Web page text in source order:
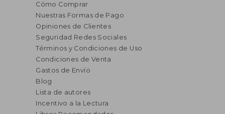
Cómo Comprar
Nuestras Formas de Pago
Opiniones de Clientes
Seguridad Redes Sociales
Términos y Condiciones de Uso
Condiciones de Venta
Gastos de Envío
Blog
Lista de autores
Incentivo a la Lectura